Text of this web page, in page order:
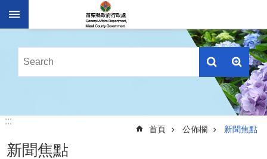
跳到主要內容區塊
務
介
:::
:::
首頁 公佈欄 新聞焦點
新聞焦點